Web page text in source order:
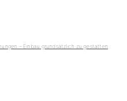
– Einbau grundsätzlich zu gestatten